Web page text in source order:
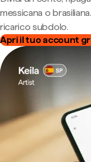
messicana o
ricarico subdolo.
Apri il tuo account